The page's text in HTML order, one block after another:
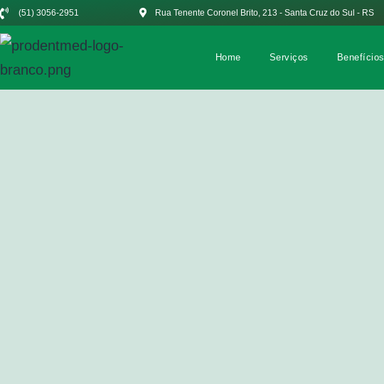
(51) 3056-2951 Rua Tenente Coronel Brito, 213 - Santa Cruz do Sul - RS
Home Serviços Benefícios